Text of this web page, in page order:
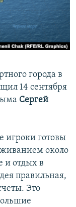
города в
14 сентября
Сергей
игроки готовы
около
и отдых в
правильная,
Это